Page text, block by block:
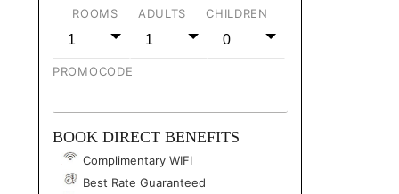
ROOMS ADULTS CHILDREN
1 1 0
PROMOCODE
BOOK DIRECT BENEFITS
Complimentary WIFI
Best Rate Guaranteed